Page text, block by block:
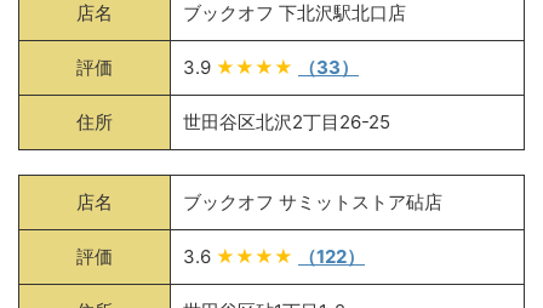
店名 ブックオフ 下北沢駅北口店
評価 3.9 ★★★★ （33）
住所 世田谷区北沢2丁目26-25
店名 ブックオフ サミットストア砧店
評価 3.6 ★★★★ （122）